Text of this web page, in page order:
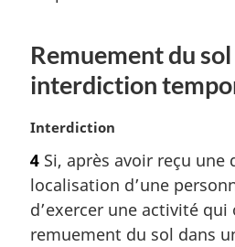
Remuement du
interdiction
N
t
e
m
a
Interdiction
4 Si, après avoir reçu une
localisation d’une
d’exercer une activité qui
remuement du sol dans